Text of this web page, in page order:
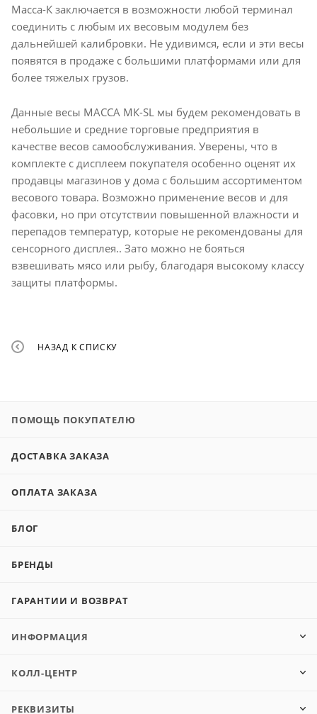
Масса-К заключается в возможности любой терминал
соединить с любым их весовым модулем без
дальнейшей калибровки. Не удивимся, если и эти весы
появятся в продаже с большими платформами или для
более тяжелых грузов.
Данные весы МАССА МК-SL мы будем рекомендовать в
небольшие и средние торговые предприятия в
качестве весов самообслуживания. Уверены, что в
комплекте с дисплеем покупателя особенно оценят их
продавцы магазинов у дома с большим ассортиментом
весового товара. Возможно применение весов и для
фасовки, но при отсутствии повышенной влажности и
перепадов температур, которые не рекомендованы для
сенсорного дисплея.. Зато можно не бояться
взвешивать мясо или рыбу, благодаря высокому классу
защиты платформы.
НАЗАД К СПИСКУ
ПОМОЩЬ ПОКУПАТЕЛЮ
ДОСТАВКА ЗАКАЗА
ОПЛАТА ЗАКАЗА
БЛОГ
БРЕНДЫ
ГАРАНТИИ И ВОЗВРАТ
ИНФОРМАЦИЯ
КОЛЛ-ЦЕНТР
РЕКВИЗИТЫ